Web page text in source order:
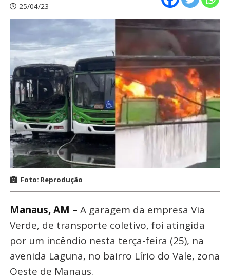
25/04/23
Foto: Reprodução
Manaus, AM – A garagem da empresa Via
Verde, de transporte coletivo, foi atingida
por um incêndio nesta terça-feira (25), na
avenida Laguna, no bairro Lírio do Vale, zona
Oeste de Manaus.